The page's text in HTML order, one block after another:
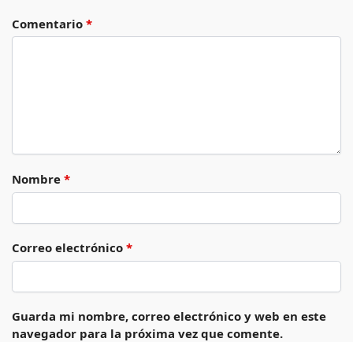
Comentario *
Nombre *
Correo electrónico *
Guarda mi nombre, correo electrónico y web en este
navegador para la próxima vez que comente.